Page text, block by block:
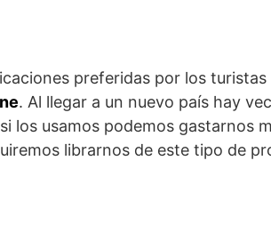
preferidas por los
. Al llegar a un nuevo país hay
los usamos podemos gastarnos
librarnos de este tipo de